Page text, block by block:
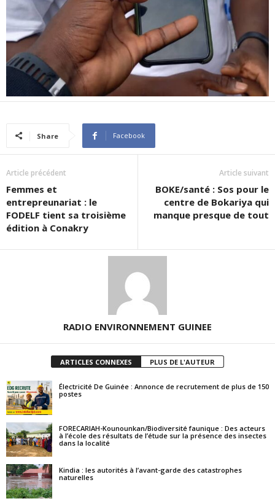
Share Facebook
Article précédent
Femmes et
entrepreunariat : le
FODELF tient sa troisième
édition à Conakry
Article suivant
BOKE/santé : Sos pour le
centre de Bokariya qui
manque presque de tout
RADIO ENVIRONNEMENT GUINEE
ARTICLES CONNEXES PLUS DE L'AUTEUR
Électricité De Guinée : Annonce de recrutement de plus de 150
postes
FORECARIAH-Kounounkan/Biodiversité faunique : Des acteurs
à l’école des résultats de l’étude sur la présence des insectes
dans la localité
Kindia : les autorités à l’avant-garde des catastrophes
naturelles